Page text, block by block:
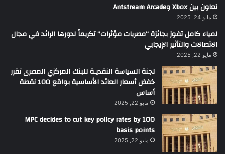
تعاون بين Xbox وAntstream Arcade
مايو 24, 2025
لمياء كامل تفوز بجائزة “مصريات مؤثرات” تكريماً لدورها الرائد في مجال
الاتصالات والتأثير الإيجابي
مايو 22, 2025
لجنة السياسة النقديـة للبنك المركزي المصرى تقرر
خفض أسعار العائد الأساسية بواقع 100 نقطة
أساس
مايو 22, 2025
MPC decides to cut key policy rates by 100
basis points
مايو 22, 2025